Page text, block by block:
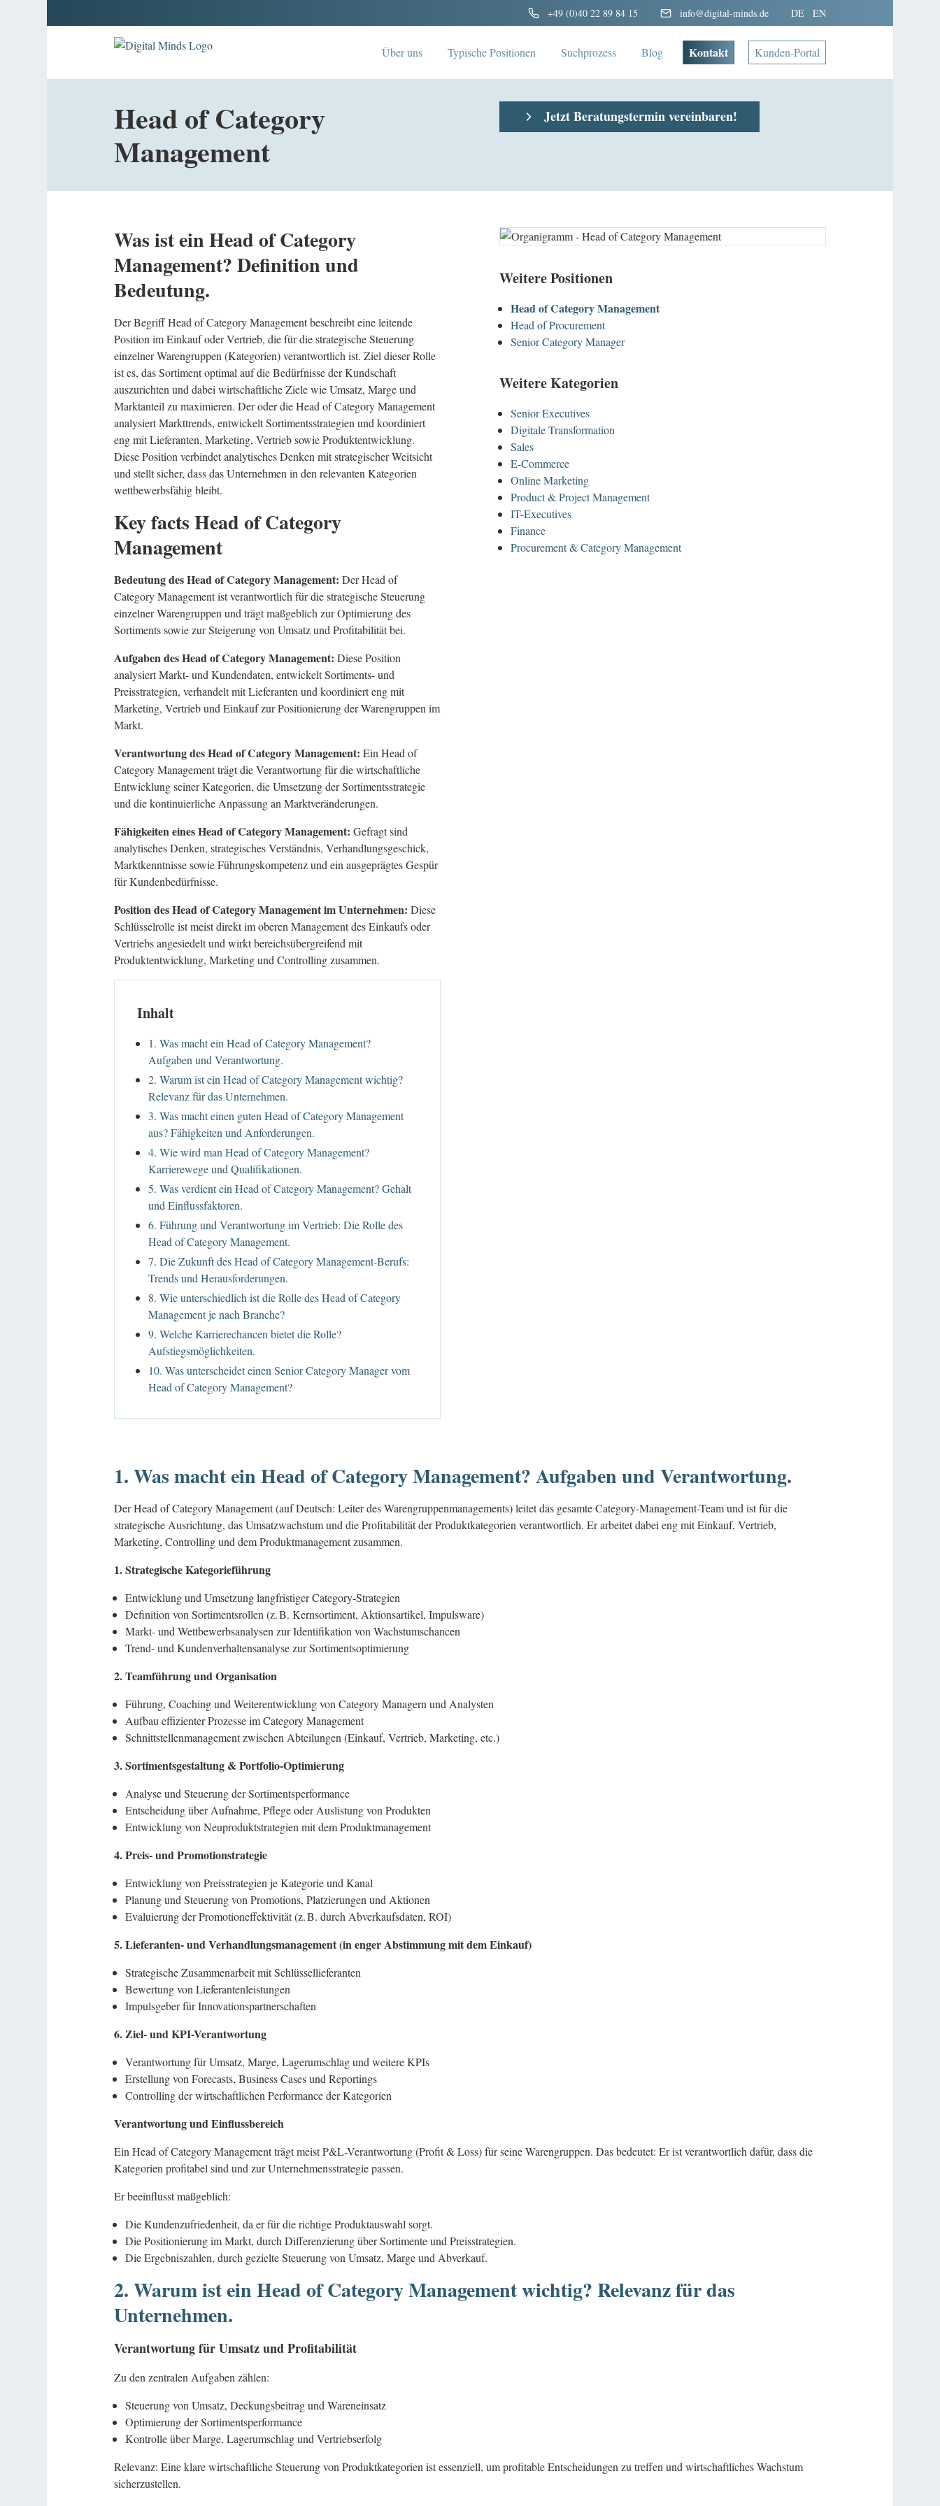
+49 (0)40 22 89 84 15 info@digital-minds.de DE EN
Über uns Typische Positionen Suchprozess Blog Kontakt Kunden-Portal
Head of Category
Management
Jetzt Beratungstermin vereinbaren!
Was ist ein Head of Category
Management? Definition und
Bedeutung.
Der Begriff Head of Category Management beschreibt eine leitende
Position im Einkauf oder Vertrieb, die für die strategische Steuerung
einzelner Warengruppen (Kategorien) verantwortlich ist. Ziel dieser Rolle
ist es, das Sortiment optimal auf die Bedürfnisse der Kundschaft
auszurichten und dabei wirtschaftliche Ziele wie Umsatz, Marge und
Marktanteil zu maximieren. Der oder die Head of Category Management
analysiert Markttrends, entwickelt Sortimentsstrategien und koordiniert
eng mit Lieferanten, Marketing, Vertrieb sowie Produktentwicklung.
Diese Position verbindet analytisches Denken mit strategischer Weitsicht
und stellt sicher, dass das Unternehmen in den relevanten Kategorien
wettbewerbsfähig bleibt.
Key facts Head of Category
Management
Bedeutung des Head of Category Management:Der Head of
Category Management ist verantwortlich für die strategische Steuerung
einzelner Warengruppen und trägt maßgeblich zur Optimierung des
Sortiments sowie zur Steigerung von Umsatz und Profitabilität bei.
Aufgaben des Head of Category Management:Diese Position
analysiert Markt- und Kundendaten, entwickelt Sortiments- und
Preisstrategien, verhandelt mit Lieferanten und koordiniert eng mit
Marketing, Vertrieb und Einkauf zur Positionierung der Warengruppen im
Markt.
Verantwortung des Head of Category Management:Ein Head of
Category Management trägt die Verantwortung für die wirtschaftliche
Entwicklung seiner Kategorien, die Umsetzung der Sortimentsstrategie
und die kontinuierliche Anpassung an Marktveränderungen.
Fähigkeiten eines Head of Category Management:Gefragt sind
analytisches Denken, strategisches Verständnis, Verhandlungsgeschick,
Marktkenntnisse sowie Führungskompetenz und ein ausgeprägtes Gespür
für Kundenbedürfnisse.
Position des Head of Category Management im Unternehmen: Diese
Schlüsselrolle ist meist direkt im oberen Management des Einkaufs oder
Vertriebs angesiedelt und wirkt bereichsübergreifend mit
Produktentwicklung, Marketing und Controlling zusammen.
Inhalt
1. Was macht ein Head of Category Management?
Aufgaben und Verantwortung.
2. Warum ist ein Head of Category Management wichtig?
Relevanz für das Unternehmen.
3. Was macht einen guten Head of Category Management
aus? Fähigkeiten und Anforderungen.
4. Wie wird man Head of Category Management?
Karrierewege und Qualifikationen.
5. Was verdient ein Head of Category Management? Gehalt
und Einflussfaktoren.
6. Führung und Verantwortung im Vertrieb: Die Rolle des
Head of Category Management.
7. Die Zukunft des Head of Category Management-Berufs:
Trends und Herausforderungen.
8. Wie unterschiedlich ist die Rolle des Head of Category
Management je nach Branche?
9. Welche Karrierechancen bietet die Rolle?
Aufstiegsmöglichkeiten.
10. Was unterscheidet einen Senior Category Manager vom
Head of Category Management?
Weitere Positionen
Head of Category Management
Head of Procurement
Senior Category Manager
Weitere Kategorien
Senior Executives
Digitale Transformation
Sales
E-Commerce
Online Marketing
Product & Project Management
IT-Executives
Finance
Procurement & Category Management
1. Was macht ein Head of Category Management? Aufgaben und Verantwortung.
Der Head of Category Management (auf Deutsch: Leiter des Warengruppenmanagements) leitet das gesamte Category-Management-Team und ist für die
strategische Ausrichtung, das Umsatzwachstum und die Profitabilität der Produktkategorien verantwortlich. Er arbeitet dabei eng mit Einkauf, Vertrieb,
Marketing, Controlling und dem Produktmanagement zusammen.
1. Strategische Kategorieführung
Entwicklung und Umsetzung langfristiger Category-Strategien
Definition von Sortimentsrollen (z. B. Kernsortiment, Aktionsartikel, Impulsware)
Markt- und Wettbewerbsanalysen zur Identifikation von Wachstumschancen
Trend- und Kundenverhaltensanalyse zur Sortimentsoptimierung
2. Teamführung und Organisation
Führung, Coaching und Weiterentwicklung von Category Managern und Analysten
Aufbau effizienter Prozesse im Category Management
Schnittstellenmanagement zwischen Abteilungen (Einkauf, Vertrieb, Marketing, etc.)
3. Sortimentsgestaltung & Portfolio-Optimierung
Analyse und Steuerung der Sortimentsperformance
Entscheidung über Aufnahme, Pflege oder Auslistung von Produkten
Entwicklung von Neuproduktstrategien mit dem Produktmanagement
4. Preis- und Promotionstrategie
Entwicklung von Preisstrategien je Kategorie und Kanal
Planung und Steuerung von Promotions, Platzierungen und Aktionen
Evaluierung der Promotioneffektivität (z. B. durch Abverkaufsdaten, ROI)
5. Lieferanten- und Verhandlungsmanagement (in enger Abstimmung mit dem Einkauf)
Strategische Zusammenarbeit mit Schlüssellieferanten
Bewertung von Lieferantenleistungen
Impulsgeber für Innovationspartnerschaften
6. Ziel- und KPI-Verantwortung
Verantwortung für Umsatz, Marge, Lagerumschlag und weitere KPIs
Erstellung von Forecasts, Business Cases und Reportings
Controlling der wirtschaftlichen Performance der Kategorien
Verantwortung und Einflussbereich
Ein Head of Category Management trägt meist P&L-Verantwortung (Profit & Loss) für seine Warengruppen. Das bedeutet: Er ist verantwortlich dafür, dass die
Kategorien profitabel sind und zur Unternehmensstrategie passen.
Er beeinflusst maßgeblich:
Die Kundenzufriedenheit, da er für die richtige Produktauswahl sorgt.
Die Positionierung im Markt, durch Differenzierung über Sortimente und Preisstrategien.
Die Ergebniszahlen, durch gezielte Steuerung von Umsatz, Marge und Abverkauf.
2. Warum ist ein Head of Category Management wichtig? Relevanz für das
Unternehmen.
Verantwortung für Umsatz und Profitabilität
Zu den zentralen Aufgaben zählen:
Steuerung von Umsatz, Deckungsbeitrag und Wareneinsatz
Optimierung der Sortimentsperformance
Kontrolle über Marge, Lagerumschlag und Vertriebserfolg
Relevanz: Eine klare wirtschaftliche Steuerung von Produktkategorien ist essenziell, um profitable Entscheidungen zu treffen und wirtschaftliches Wachstum
sicherzustellen.